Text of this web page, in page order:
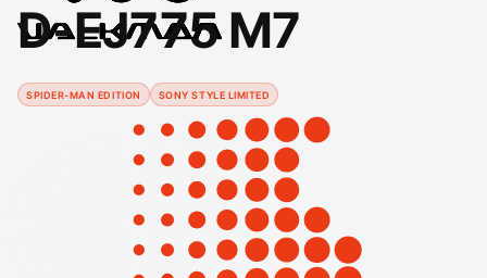
D-EJ775 M7
SPIDER-MAN EDITION SONY STYLE LIMITED